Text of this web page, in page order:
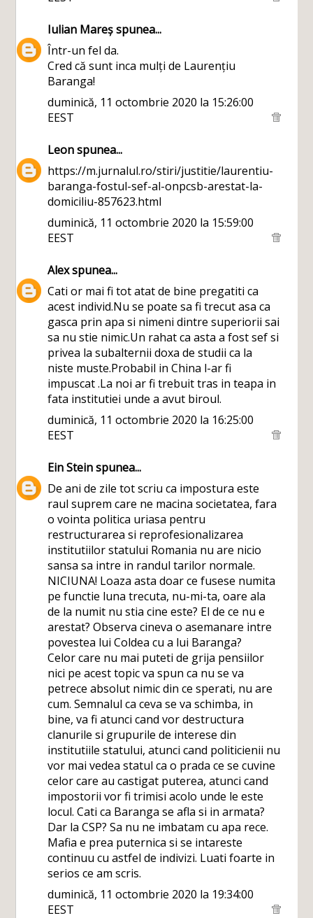
Iulian Mareșspunea...
Într-un fel da.
Cred că sunt inca mulți de Laurențiu
Baranga!
duminică, 11 octombrie 2020 la 15:26:00
EEST
Leonspunea...
https://m.jurnalul.ro/stiri/justitie/laurentiu-
baranga-fostul-sef-al-onpcsb-arestat-la-
domiciliu-857623.html
duminică, 11 octombrie 2020 la 15:59:00
EEST
Alexspunea...
Cati or mai fi tot atat de bine pregatiti ca
acest individ.Nu se poate sa fi trecut asa ca
gasca prin apa si nimeni dintre superiorii sai
sa nu stie nimic.Un rahat ca asta a fost sef si
privea la subalternii doxa de studii ca la
niste muste.Probabil in China l-ar fi
impuscat .La noi ar fi trebuit tras in teapa in
fata institutiei unde a avut biroul.
duminică, 11 octombrie 2020 la 16:25:00
EEST
Ein Steinspunea...
De ani de zile tot scriu ca impostura este
raul suprem care ne macina societatea, fara
o vointa politica uriasa pentru
restructurarea si reprofesionalizarea
institutiilor statului Romania nu are nicio
sansa sa intre in randul tarilor normale.
NICIUNA! Loaza asta doar ce fusese numita
pe functie luna trecuta, nu-mi-ta, oare ala
de la numit nu stia cine este? El de ce nu e
arestat? Observa cineva o asemanare intre
povestea lui Coldea cu a lui Baranga?
Celor care nu mai puteti de grija pensiilor
nici pe acest topic va spun ca nu se va
petrece absolut nimic din ce sperati, nu are
cum. Semnalul ca ceva se va schimba, in
bine, va fi atunci cand vor destructura
clanurile si grupurile de interese din
institutiile statului, atunci cand politicienii nu
vor mai vedea statul ca o prada ce se cuvine
celor care au castigat puterea, atunci cand
impostorii vor fi trimisi acolo unde le este
locul. Cati ca Baranga se afla si in armata?
Dar la CSP? Sa nu ne imbatam cu apa rece.
Mafia e prea puternica si se intareste
continuu cu astfel de indivizi. Luati foarte in
serios ce am scris.
duminică, 11 octombrie 2020 la 19:34:00
EEST